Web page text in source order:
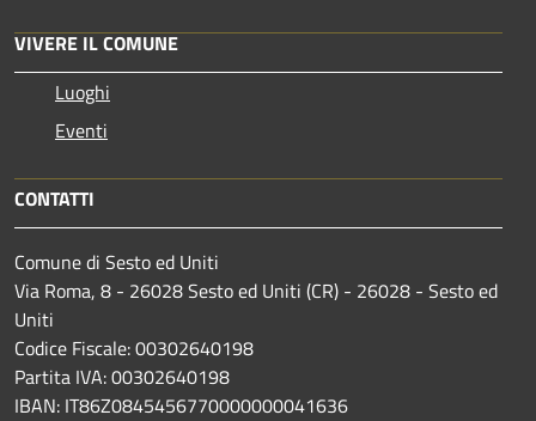
VIVERE IL COMUNE
Luoghi
Eventi
CONTATTI
Comune di Sesto ed Uniti
Via Roma, 8 - 26028 Sesto ed Uniti (CR) - 26028 - Sesto ed
Uniti
Codice Fiscale: 00302640198
Partita IVA: 00302640198
IBAN: IT86Z0845456770000000041636